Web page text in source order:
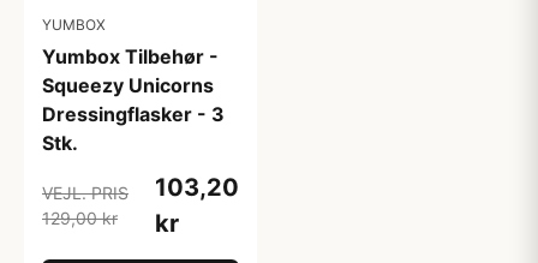
YUMBOX
Yumbox Tilbehør -
Squeezy Unicorns
Dressingflasker - 3
Stk.
VEJL. PRIS
129,00 kr
103,20
kr